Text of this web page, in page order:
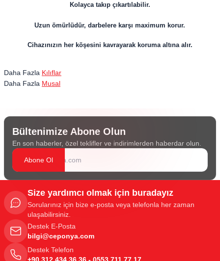
Kolayca takıp çıkartılabilir.
Uzun ömürlüdür, darbelere karşı maximum korur.
​​​​​​​Cihazınızın her köşesini kavrayarak koruma altına alır.
Daha Fazla Kılıflar
Daha Fazla Musal
Bültenimize Abone Olun
En son haberler, özel teklifler ve indirimlerden haberdar olun.
Abone Ol
Size yardımcı olmak için buradayız
Sorularınız için bize e-posta veya telefonla her zaman
ulaşabilirsiniz.
Destek E-Posta
bilgi@ceponya.com
Destek Telefon